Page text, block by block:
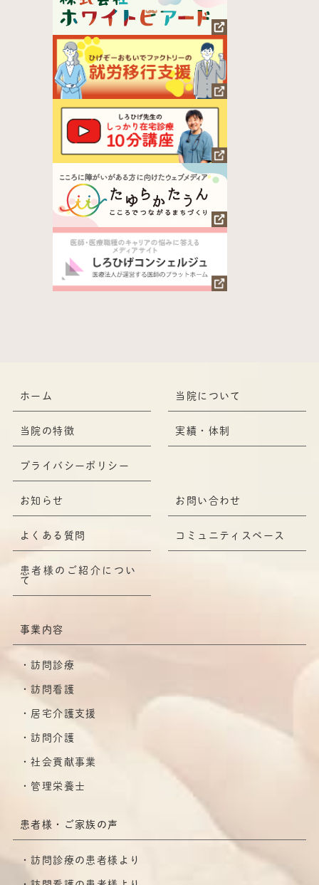
ホーム 当院について
当院の特徴 実績・体制
プライバシーポリシー
お知らせ お問い合わせ
よくある質問 コミュニティスペース
患者様のご紹介につい
て
事業内容
訪問診療
訪問看護
居宅介護支援
訪問介護
社会貢献事業
管理栄養士
患者様・ご家族の声
訪問診療の患者様より